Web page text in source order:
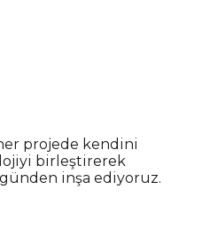
projede kendini
birleştirerek
inşa ediyoruz.